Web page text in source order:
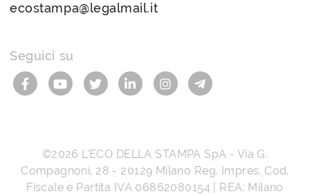
ecostampa@legalmail.it
Seguici su
©2026 L’ECO DELLA STAMPA SpA - Via G.
Compagnoni, 28 - 20129 Milano Reg. Impres, Cod.
Fiscale e Partita IVA 06862080154 | REA: Milano